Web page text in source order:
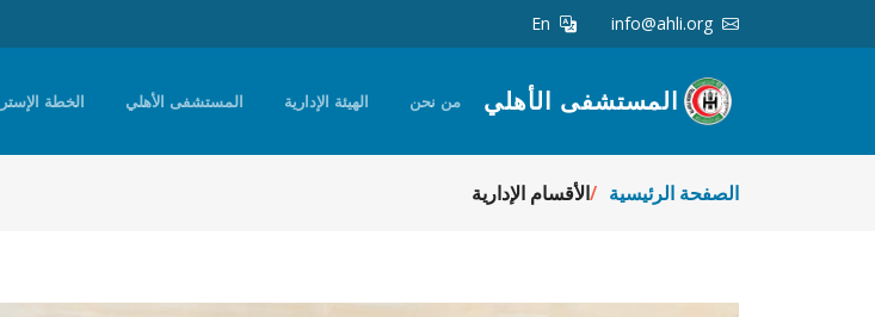
info@ahli.org
En
المستشفى الأهلي من نحن الهيئة الإدارية المستشفى الأهلي الخطة
الصفحة الرئيسية الأقسام الإدارية